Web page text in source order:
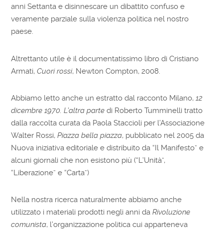
anni Settanta e disinnescare un dibattito confuso e
veramente parziale sulla violenza politica nel nostro
paese.
Altrettanto utile è il documentatissimo libro di Cristiano
Armati,Cuori rossi, Newton Compton, 2008.
Abbiamo letto anche un estratto dal racconto Milano,12
dicembre 1970. L’altra parte di Roberto Tumminelli tratto
dalla raccolta curata da Paola Staccioli per l’Associazione
Walter Rossi,Piazza bella piazza, pubblicato nel 2005 da
Nuova iniziativa editoriale e distribuito da “Il Manifesto” e
alcuni giornali che non esistono più (“L’Unità”,
“Liberazione” e “Carta”)
Nella nostra ricerca naturalmente abbiamo anche
utilizzato i materiali prodotti negli anni daRivoluzione
comunista, l’organizzazione politica cui apparteneva